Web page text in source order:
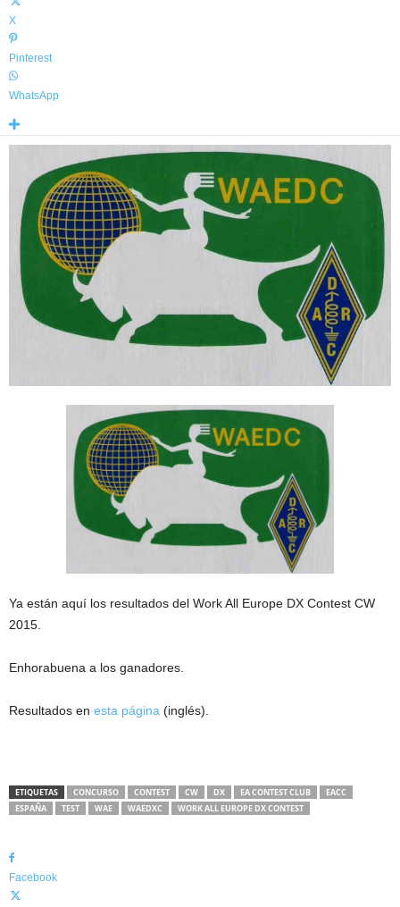
X
Pinterest
WhatsApp
Ya están aquí los resultados del Work All Europe DX Contest CW
2015.
Enhorabuena a los ganadores.
Resultados en esta página (inglés).
ETIQUETAS CONCURSO CONTEST CW DX EA CONTEST CLUB
EACC
ESPAÑA
TEST WAE WAEDXC WORK ALL EUROPE DX CONTEST
Facebook